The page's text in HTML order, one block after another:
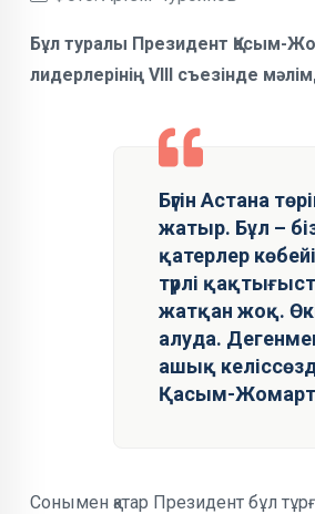
Бұл туралы Президент Қасым-
лидерлерінің VIII съезінде
Бүгін Астана
жатыр. Бұл –
қатерлер
түрлі
жатқан жоқ.
алуда.
ашық
Қасым-Жомарт
Сонымен қатар Президент бұл